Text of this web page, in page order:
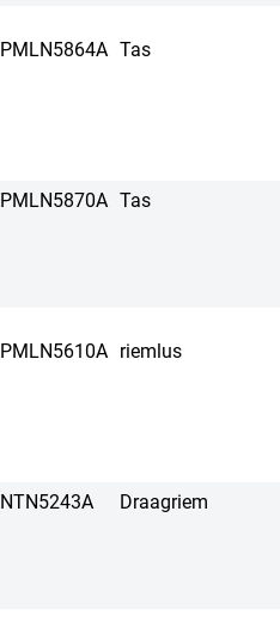
PMLN5864A Tas
PMLN5870A Tas
PMLN5610A riemlus
NTN5243A Draagriem